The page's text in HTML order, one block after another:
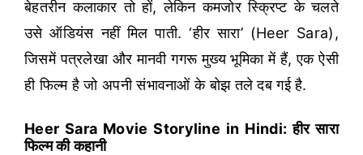
बेहतरीन कलाकार तो हों, लेकिन कमजोर स्क्रिप्ट के चलते
उसे ऑडियंस नहीं मिल पाती. ‘हीर सारा’ (Heer Sara),
जिसमें पत्रलेखा और मानवी गगरू मुख्य भूमिका में हैं, एक ऐसी
ही फिल्म है जो अपनी संभावनाओं के बोझ तले दब गई है.
Heer Sara Movie Storyline in Hindi: हीर सारा
फिल्म की कहानी